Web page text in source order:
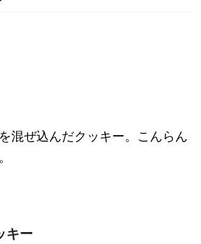
混ぜ込んだクッキー。こんらん
キー